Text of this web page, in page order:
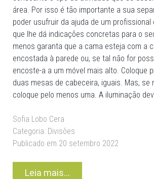
área. Por isso é tão importante a sua
poder usufruir da ajuda de um profissional
que lhe dá indicações concretas para o
menos garanta que a cama esteja com a
encostada à parede ou, se tal não for
encoste-a a um móvel mais alto. Coloque
duas mesas de cabeceira, iguais. Mas, se
coloque pelo menos uma. A iluminação
Sofia Lobo Cera
Categoria: Divisões
Publicado em 20 setembro 2022
Leia mais...